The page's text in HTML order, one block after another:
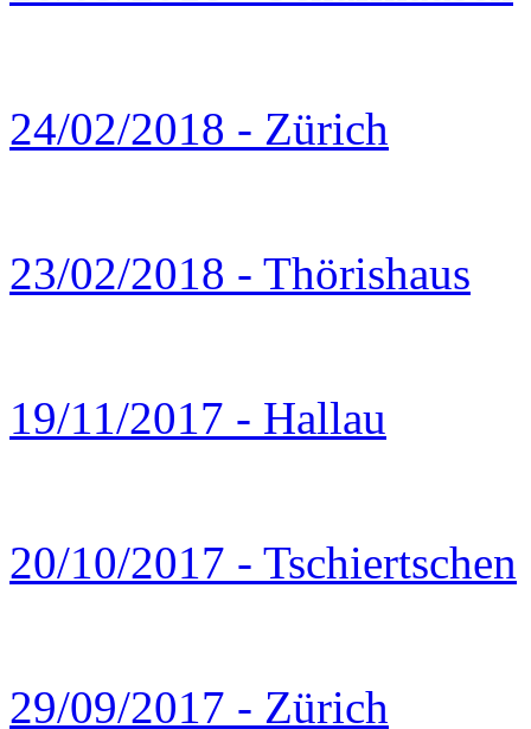
24/02/2018 - Zürich
23/02/2018 - Thörishaus
19/11/2017 - Hallau
20/10/2017 - Tschiertschen
29/09/2017 - Zürich